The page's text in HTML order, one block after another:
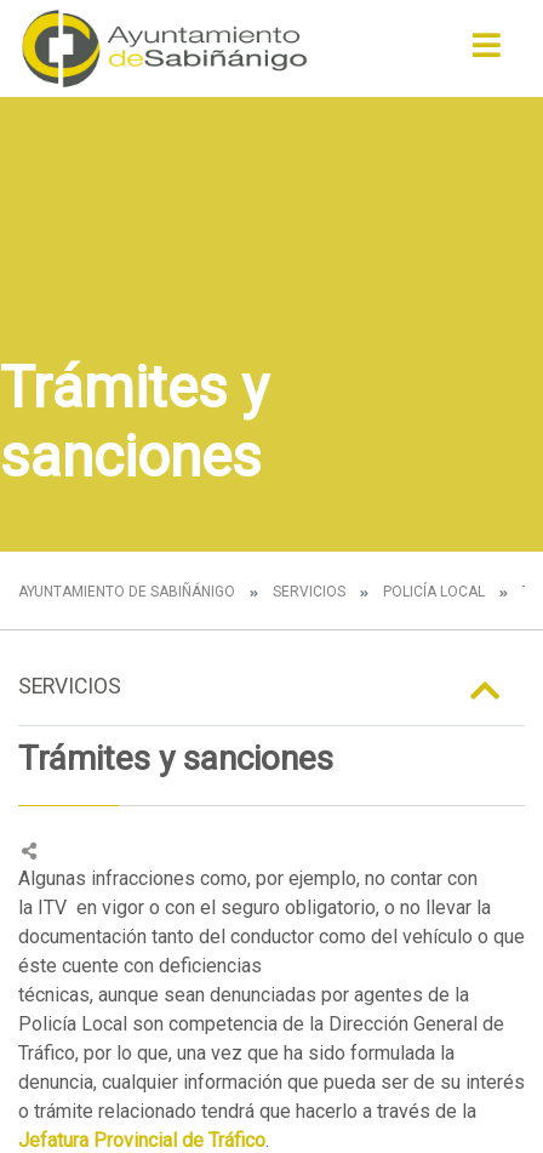
Trámites y
sanciones
AYUNTAMIENTO DE SABIÑÁNIGO SERVICIOS POLICÍA LOCAL
SERVICIOS
Trámites y sanciones
Algunas infracciones como, por ejemplo, no contar con
la ITV en vigor o con el seguro obligatorio, o no llevar la
documentación tanto del conductor como del vehículo o que
éste cuente con deficiencias
técnicas, aunque sean denunciadas por agentes de la
Policía Local son competencia de la Dirección General de
Tráfico, por lo que, una vez que ha sido formulada la
denuncia, cualquier información que pueda ser de su interés
o trámite relacionado tendrá que hacerlo a través de la
Jefatura Provincial de Tráfico